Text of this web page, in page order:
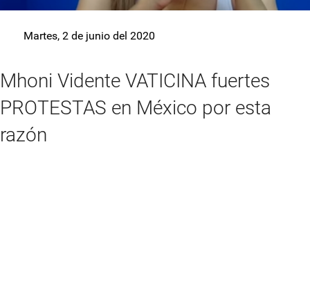
Martes, 2 de junio del 2020
Mhoni Vidente VATICINA fuertes
PROTESTAS en México por esta
razón